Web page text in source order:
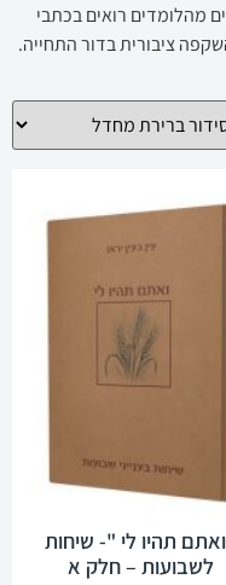
מהלומדים רואים בכתבי
ציבורית בדור התחייה.
תהיו לי "- שיחות
לשבועות – חלק א